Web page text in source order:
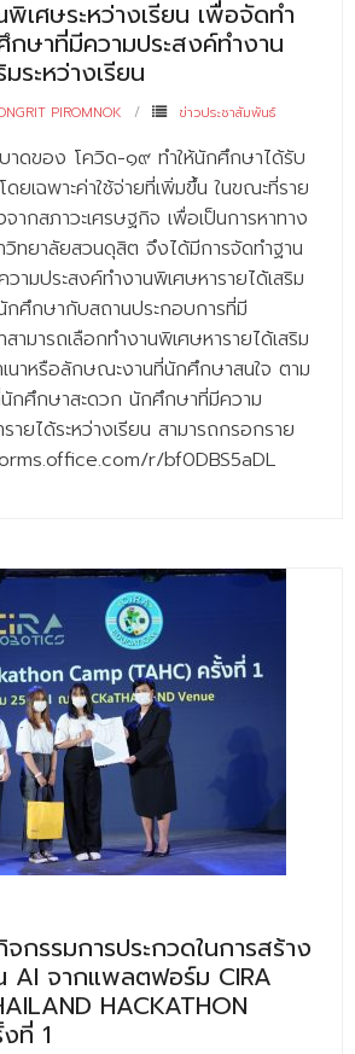
ต่อ
Scitech)
รพื้นที่ 10 ไร่ ด้านหลังโรงสีข้าว
นบุรี
ปลูกกล้วยเล็บมือนางฯ
เศษระหว่างเรียน เพื่อจัดทำ
ษาที่มีความประสงค์ทำงาน
ระหว่างเรียน
PIROMNOK ข่าวประชาสัมพันธ์
าดของ โควิด-๑๙ ทำให้นักศึกษาได้รับ
ยเฉพาะค่าใช้จ่ายที่เพิ่มขึ้น ในขณะที่ราย
กสภาวะเศรษฐกิจ เพื่อเป็นการหาทาง
ทยาลัยสวนดุสิต จึงได้มีการจัดทำฐาน
มประสงค์ทำงานพิเศษหารายได้เสริม
กศึกษากับสถานประกอบการที่มี
มารถเลือกทำงานพิเศษหารายได้เสริม
เนาหรือลักษณะงานที่นักศึกษาสนใจ ตาม
นักศึกษาสะดวก นักศึกษาที่มีความ
ายได้ระหว่างเรียน สามารถกรอกราย
r/bf0DBS5aDL
กรรมการประกวดในการสร้าง
AI จากแพลตฟอร์ม CIRA
HACKATHON
ที่ 1